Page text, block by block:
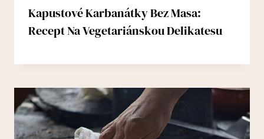
Kapustové Karbanátky Bez Masa:
Recept Na Vegetariánskou Delikatesu